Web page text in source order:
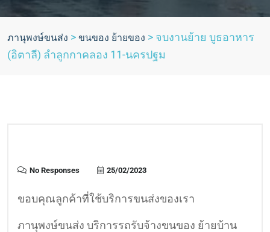
ภานุพงษ์ขนส่ง > ขนของ ย้ายของ > จบงานย้าย บูธอาหาร
(อิตาลี) ลำลูกกาคลอง 11-นครปฐม
No Responses 25/02/2023
ขอบคุณลูกค้าที่ใช้บริการขนส่งของเรา
ภานุพงษ์ขนส่ง บริการรถรับจ้างขนของ ย้ายบ้าน